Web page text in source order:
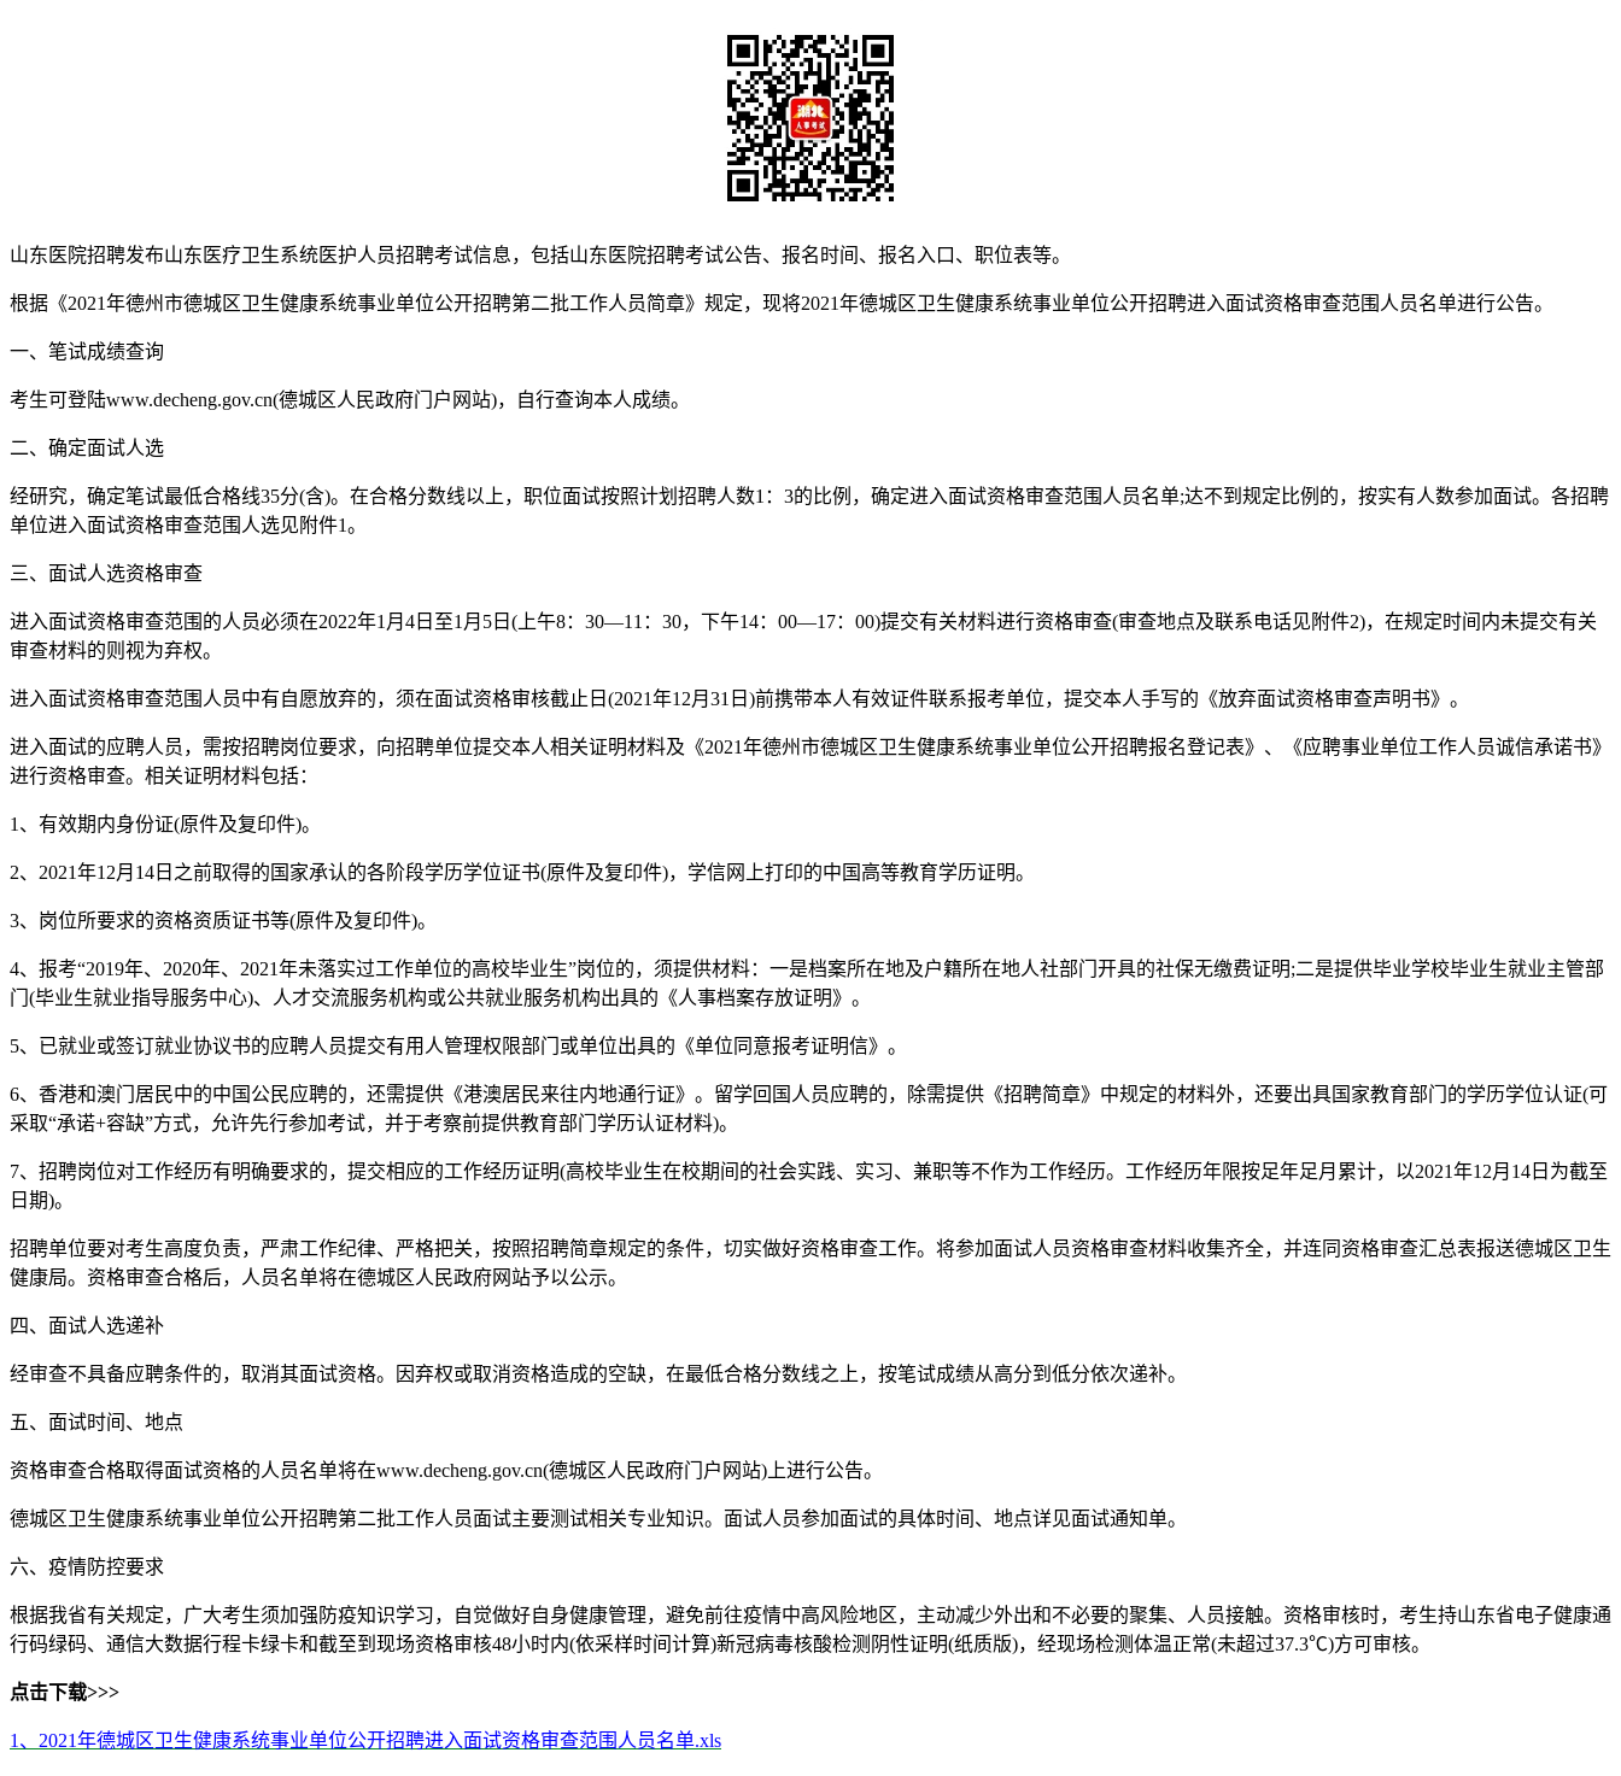
山东医院招聘发布山东医疗卫生系统医护人员招聘考试信息，包括山东医院招聘考试公告、报名时间、报名入口、职位表等。
根据《2021年德州市德城区卫生健康系统事业单位公开招聘第二批工作人员简章》规定，现将2021年德城区卫生健康系统事业单位公开招聘进入面试资格审查范围人员名单进行公告。
一、笔试成绩查询
考生可登陆www.decheng.gov.cn(德城区人民政府门户网站)，自行查询本人成绩。
二、确定面试人选
经研究，确定笔试最低合格线35分(含)。在合格分数线以上，职位面试按照计划招聘人数1：3的比例，确定进入面试资格审查范围人员名单;达不到规定比例的，按实有人数参加面试。各招聘
单位进入面试资格审查范围人选见附件1。
三、面试人选资格审查
进入面试资格审查范围的人员必须在2022年1月4日至1月5日(上午8：30—11：30，下午14：00—17：00)提交有关材料进行资格审查(审查地点及联系电话见附件2)，在规定时间内未提交有关
审查材料的则视为弃权。
进入面试资格审查范围人员中有自愿放弃的，须在面试资格审核截止日(2021年12月31日)前携带本人有效证件联系报考单位，提交本人手写的《放弃面试资格审查声明书》。
进入面试的应聘人员，需按招聘岗位要求，向招聘单位提交本人相关证明材料及《2021年德州市德城区卫生健康系统事业单位公开招聘报名登记表》、《应聘事业单位工作人员诚信承诺书》
进行资格审查。相关证明材料包括：
1、有效期内身份证(原件及复印件)。
2、2021年12月14日之前取得的国家承认的各阶段学历学位证书(原件及复印件)，学信网上打印的中国高等教育学历证明。
3、岗位所要求的资格资质证书等(原件及复印件)。
4、报考“2019年、2020年、2021年未落实过工作单位的高校毕业生”岗位的，须提供材料：一是档案所在地及户籍所在地人社部门开具的社保无缴费证明;二是提供毕业学校毕业生就业主管部
门(毕业生就业指导服务中心)、人才交流服务机构或公共就业服务机构出具的《人事档案存放证明》。
5、已就业或签订就业协议书的应聘人员提交有用人管理权限部门或单位出具的《单位同意报考证明信》。
6、香港和澳门居民中的中国公民应聘的，还需提供《港澳居民来往内地通行证》。留学回国人员应聘的，除需提供《招聘简章》中规定的材料外，还要出具国家教育部门的学历学位认证(可
采取“承诺+容缺”方式，允许先行参加考试，并于考察前提供教育部门学历认证材料)。
7、招聘岗位对工作经历有明确要求的，提交相应的工作经历证明(高校毕业生在校期间的社会实践、实习、兼职等不作为工作经历。工作经历年限按足年足月累计，以2021年12月14日为截至
日期)。
招聘单位要对考生高度负责，严肃工作纪律、严格把关，按照招聘简章规定的条件，切实做好资格审查工作。将参加面试人员资格审查材料收集齐全，并连同资格审查汇总表报送德城区卫生
健康局。资格审查合格后，人员名单将在德城区人民政府网站予以公示。
四、面试人选递补
经审查不具备应聘条件的，取消其面试资格。因弃权或取消资格造成的空缺，在最低合格分数线之上，按笔试成绩从高分到低分依次递补。
五、面试时间、地点
资格审查合格取得面试资格的人员名单将在www.decheng.gov.cn(德城区人民政府门户网站)上进行公告。
德城区卫生健康系统事业单位公开招聘第二批工作人员面试主要测试相关专业知识。面试人员参加面试的具体时间、地点详见面试通知单。
六、疫情防控要求
根据我省有关规定，广大考生须加强防疫知识学习，自觉做好自身健康管理，避免前往疫情中高风险地区，主动减少外出和不必要的聚集、人员接触。资格审核时，考生持山东省电子健康通
行码绿码、通信大数据行程卡绿卡和截至到现场资格审核48小时内(依采样时间计算)新冠病毒核酸检测阴性证明(纸质版)，经现场检测体温正常(未超过37.3℃)方可审核。
点击下载>>>
1、2021年德城区卫生健康系统事业单位公开招聘进入面试资格审查范围人员名单.xls